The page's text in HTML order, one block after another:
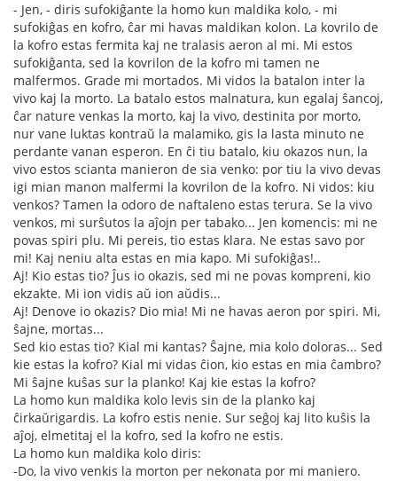
- Jen, - diris sufokiĝante la homo kun maldika kolo, - mi
sufokiĝas en kofro, ĉar mi havas maldikan kolon. La kovrilo de
la kofro estas fermita kaj ne tralasis aeron al mi. Mi estos
sufokiĝanta, sed la kovrilon de la kofro mi tamen ne
malfermos. Grade mi mortados. Mi vidos la batalon inter la
vivo kaj la morto. La batalo estos malnatura, kun egalaj ŝancoj,
ĉar nature venkas la morto, kaj la vivo, destinita por morto,
nur vane luktas kontraŭ la malamiko, gis la lasta minuto ne
perdante vanan esperon. En ĉi tiu batalo, kiu okazos nun, la
vivo estos scianta manieron de sia venko: por tiu la vivo devas
igi mian manon malfermi la kovrilon de la kofro. Ni vidos: kiu
venkos? Tamen la odoro de naftaleno estas terura. Se la vivo
venkos, mi surŝutos la aĵojn per tabako... Jen komencis: mi ne
povas spiri plu. Mi pereis, tio estas klara. Ne estas savo por
mi! Kaj neniu alta estas en mia kapo. Mi sufokiĝas!..
Aj! Kio estas tio? Ĵus io okazis, sed mi ne povas kompreni, kio
ekzakte. Mi ion vidis aŭ ion aŭdis...
Aj! Denove io okazis? Dio mia! Mi ne havas aeron por spiri. Mi,
ŝajne, mortas...
Sed kio estas tio? Kial mi kantas? Ŝajne, mia kolo doloras... Sed
kie estas la kofro? Kial mi vidas ĉion, kio estas en mia ĉambro?
Mi ŝajne kuŝas sur la planko! Kaj kie estas la kofro?
La homo kun maldika kolo levis sin de la planko kaj
ĉirkaŭrigardis. La kofro estis nenie. Sur seĝoj kaj lito kuŝis la
aĵoj, elmetitaj el la kofro, sed la kofro ne estis.
La homo kun maldika kolo diris:
-Do, la vivo venkis la morton per nekonata por mi maniero.